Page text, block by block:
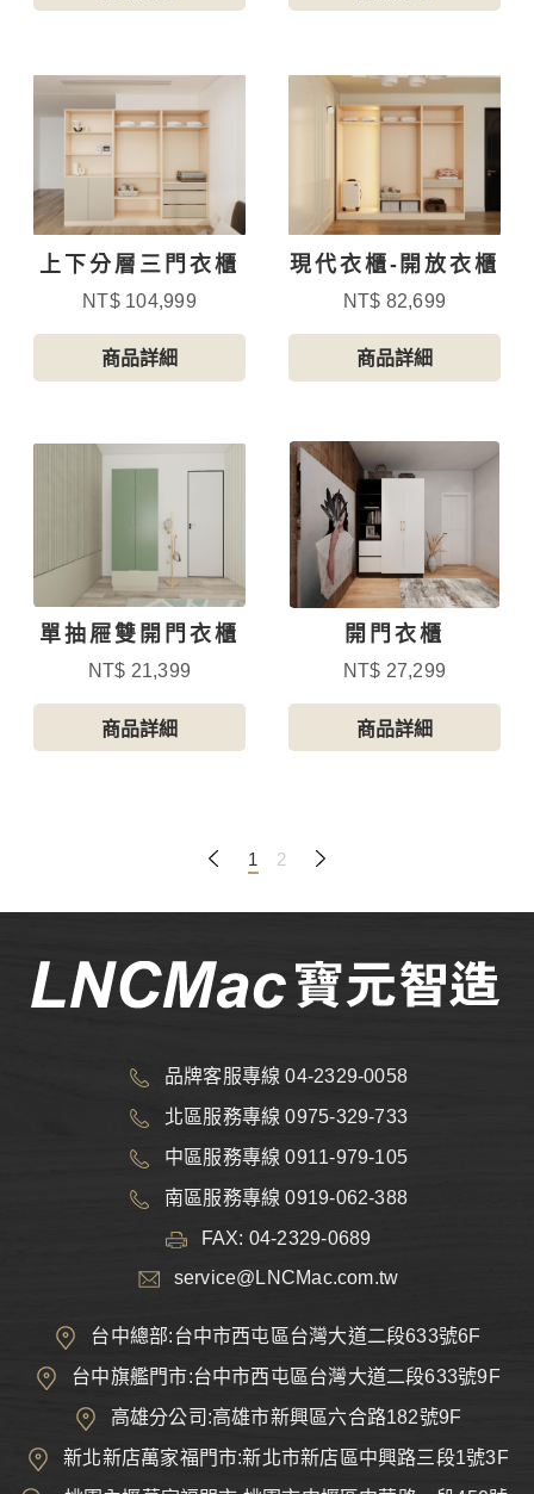
上下分層三門衣櫃
NT$ 104,999
商品詳細
現代衣櫃-開放衣櫃
NT$ 82,699
商品詳細
單抽屜雙開門衣櫃
NT$ 21,399
商品詳細
開門衣櫃
NT$ 27,299
商品詳細
1 2
品牌客服專線 04-2329-0058
北區服務專線 0975-329-733
中區服務專線 0911-979-105
南區服務專線 0919-062-388
FAX: 04-2329-0689
service@LNCMac.com.tw
台中總部:台中市西屯區台灣大道二段633號6F
台中旗艦門市:台中市西屯區台灣大道二段633號9F
高雄分公司:高雄市新興區六合路182號9F
新北新店萬家福門市:新北市新店區中興路三段1號3F